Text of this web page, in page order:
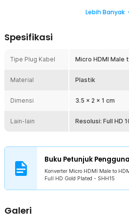
Micro HDMI Male ke HDMI Female
untuk menghubungkan perangkat ke
dan nyaman.
Mendukung tampilan hingga Full HD
video, atau menampilkan hasil rekaman
Kompatibilitas
perangkat Anda menggunakan plug
membeli konverter yang satu ini.
Desain Ringkas dan Material Tahan
Terbuat dari material plastik berkualitas
ringan, adaptor ini mudah dibawa dan
banyak ruang.
Lebih Banyak
Spesifikasi
Tipe Plug Kabel Micro HDMI Male
Material Plastik
Dimensi 3.5 x 2 x 1 cm
Lain-lain Resolusi: Full HD
Buku Petunjuk
Konverter Micro HDMI Male to
Full HD Gold Plated - SHH15
Galeri